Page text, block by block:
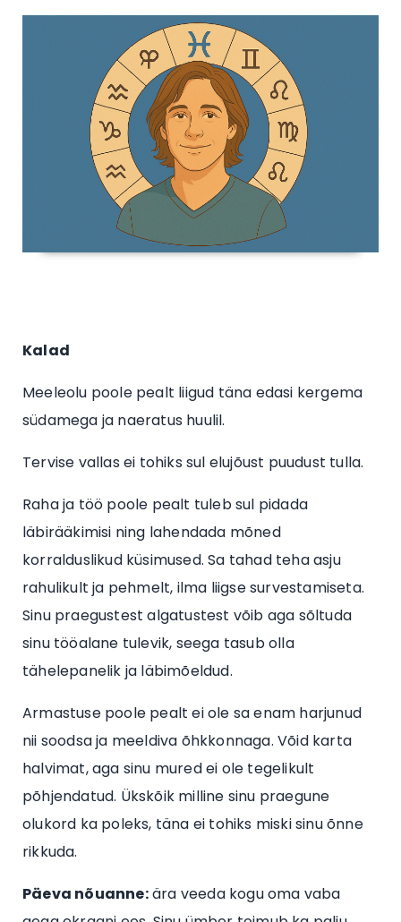
Kalad
Meeleolu poole pealt liigud täna edasi kergema
südamega ja naeratus huulil.
Tervise vallas ei tohiks sul elujõust puudust tulla.
Raha ja töö poole pealt tuleb sul pidada
läbirääkimisi ning lahendada mõned
korralduslikud küsimused. Sa tahad teha asju
rahulikult ja pehmelt, ilma liigse survestamiseta.
Sinu praegustest algatustest võib aga sõltuda
sinu tööalane tulevik, seega tasub olla
tähelepanelik ja läbimõeldud.
Armastuse poole pealt ei ole sa enam harjunud
nii soodsa ja meeldiva õhkkonnaga. Võid karta
halvimat, aga sinu mured ei ole tegelikult
põhjendatud. Ükskõik milline sinu praegune
olukord ka poleks, täna ei tohiks miski sinu õnne
rikkuda.
Päeva nõuanne:ära veeda kogu oma vaba